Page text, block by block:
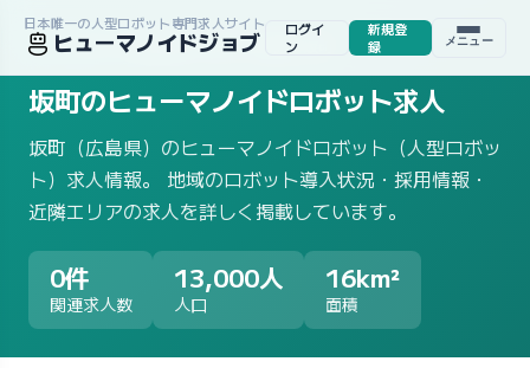
日本唯一の人型ロボット専門求人サイト
ヒューマノイドジョブ
ログイ
ン
新規登
録
メニュー
ホーム/求人一覧/地域から探す/広島県/
坂町のヒューマノイドロボット求人
坂町（広島県）のヒューマノイドロボット（人型ロボッ
ト）求人情報。 地域のロボット導入状況・採用情報・
近隣エリアの求人を詳しく掲載しています。
0件
関連求人数
13,000人
人口
16km²
面積